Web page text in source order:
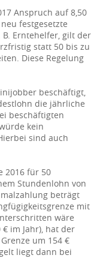
Anspruch auf 8,50
festgesetzte
Erntehelfer, gilt der
statt 50 bis zu
Diese Regelung
beschäftigt,
die jährliche
beschäftigten
kein
sind auch
2016 für 50
Stundenlohn von
beträgt
mit
wäre
im Jahr), hat der
um 154 €
liegt dann bei